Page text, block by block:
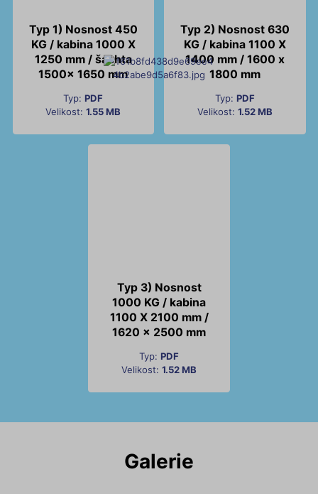
Typ 1) Nosnost 450
KG / kabina 1000 X
1250 mm / šachta
1500x 1650 mm
Typ:PDF
Velikost:1.55 MB
Typ 2) Nosnost 630
KG / kabina 1100 X
1400 mm / 1600 x
1800 mm
Typ: PDF
Velikost: 1.52 MB
Typ 3) Nosnost
1000 KG / kabina
1100 X 2100 mm /
1620 x 2500 mm
Typ: PDF
Velikost: 1.52 MB
Galerie